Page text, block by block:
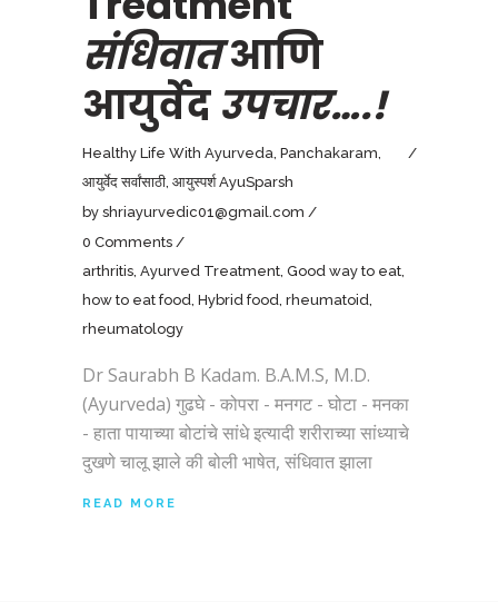
संधिवातआणि
आयुर्वेद उपचार….!
Healthy Life With Ayurveda, Panchakaram,
आयुर्वेद सर्वांसाठी, आयुस्पर्श AyuSparsh
by shriayurvedic01@gmail.com
0 Comments
arthritis, Ayurved Treatment, Good way to eat,
how to eat food, Hybrid food, rheumatoid,
rheumatology
Dr Saurabh B Kadam. B.A.M.S, M.D.
(Ayurveda) गुढघे - कोपरा - मनगट - घोटा - मनका
- हाता पायाच्या बोटांचे सांधे इत्यादी शरीराच्या सांध्याचे
दुखणे चालू झाले की बोली भाषेत, संधिवात झाला
READ MORE